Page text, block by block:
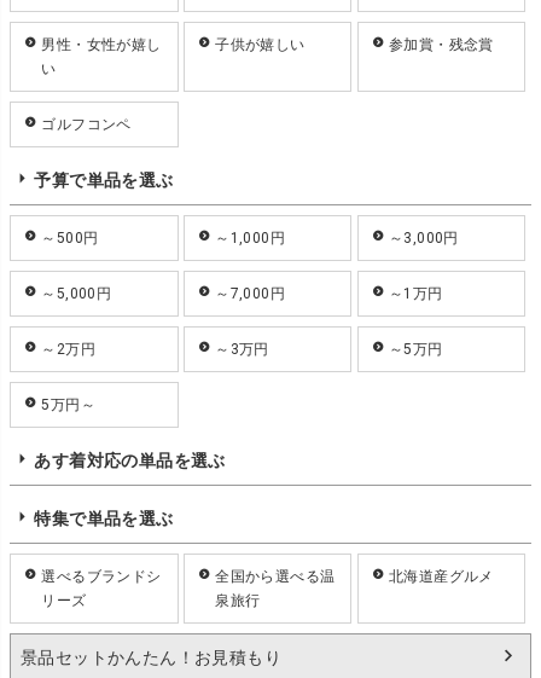
男性・女性が嬉し
い
子供が嬉しい 参加賞・残念賞
ゴルフコンペ
予算で単品を選ぶ
～500円 ～1,000円 ～3,000円
～5,000円 ～7,000円 ～1万円
～2万円 ～3万円 ～5万円
5万円～
あす着対応の単品を選ぶ
特集で単品を選ぶ
選べるブランドシ
リーズ
全国から選べる温
泉旅行
北海道産グルメ
景品セットかんたん！お見積もり